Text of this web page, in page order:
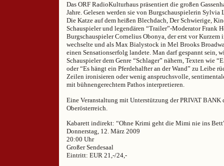
Das ORF RadioKulturhaus präsentiert die großen
Jahre. Gelesen werden sie von Burgschauspielerin
Die Katze auf dem heißen Blechdach, Der Schwierige,
Schauspieler und legendären “Trailer”-Moderator Frank
Burgschauspieler Cornelius Obonya, der erst vor Kurzem
wechselte und als Max Bialystock in Mel Brooks
einen Sensationserfolg landete. Man darf gespannt sein,
Schauspieler dem Genre “Schlager” nähern, Texten wie
oder “Es hängt ein Pferdehalfter an der Wand” zu Leibe
Zeilen ironisieren oder wenig anspruchsvolle,
mit bühnengerechtem Pathos interpretieren.
Eine Veranstaltung mit Unterstützung der PRIVAT BANK
Oberösterreich.
Kabarett indirekt: “Ohne Krimi geht die Mimi nie ins
Donnerstag, 12. März 2009
20:00 Uhr
Großer Sendesaal
Eintritt: EUR 21,-/24,-